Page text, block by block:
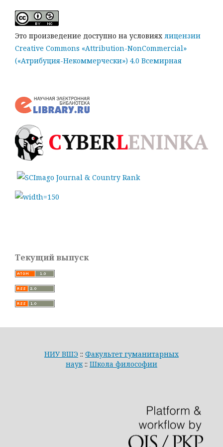
Это произведение доступно на условиях лицензии
Creative Commons «Attribution-NonCommercial»
(«Атрибуция-Некоммерчески») 4.0 Всемирная
Текущий выпуск
НИУ ВШЭ :: Факультет гуманитарных
наук :: Школа философии